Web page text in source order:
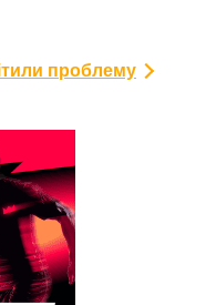
проблему